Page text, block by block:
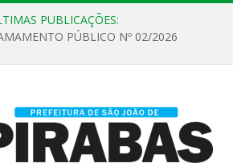
PUBLICAÇÕES:
PÚBLICO Nº 02/2026